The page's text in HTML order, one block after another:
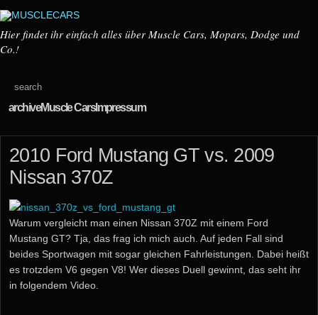
Hier findet ihr einfach alles über Muscle Cars, Mopars, Dodge und
Co.!
archiveMuscle CarsImpressum
2010 Ford Mustang GT vs. 2009
Nissan 370Z
Warum vergleicht man einen Nissan 370Z mit einem Ford
Mustang GT? Tja, das frag ich mich auch. Auf jeden Fall sind
beides Sportwagen mit sogar gleichen Fahrleistungen. Dabei heißt
es trotzdem V6 gegen V8! Wer dieses Duell gewinnt, das seht ihr
in folgendem Video.